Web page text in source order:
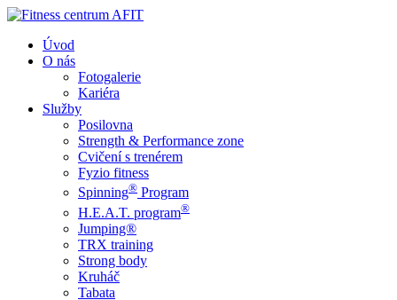
Úvod
O nás
Fotogalerie
Kariéra
Služby
Posilovna
Strength & Performance zone
Cvičení s trenérem
Fyzio fitness
Spinning® Program
H.E.A.T. program®
Jumping®
TRX training
Strong body
Kruháč
Tabata